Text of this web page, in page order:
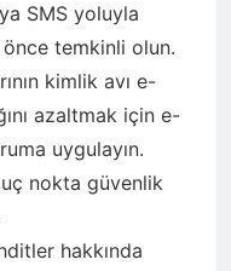
SMS yoluyla
önce temkinli olun.
kimlik avı e-
azaltmak için e-
uygulayın.
nokta güvenlik
hakkında